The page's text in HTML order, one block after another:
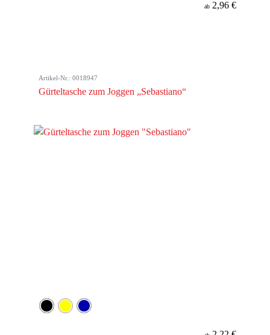
ab 2,96 €
Artikel-Nr.: 0018947
Gürteltasche zum Joggen „Sebastiano“